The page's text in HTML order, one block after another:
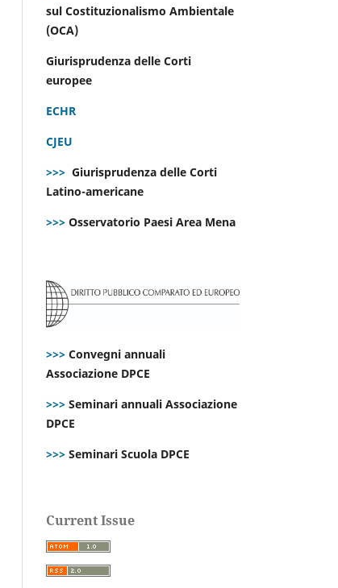
sul Costituzionalismo Ambientale
(OCA)
Giurisprudenza delle Corti
europee
ECHR
CJEU
>>> Giurisprudenza delle Corti
Latino-americane
>>> Osservatorio Paesi Area Mena
>>> Convegni annuali
Associazione DPCE
>>> Seminari annuali Associazione
DPCE
>>> Seminari Scuola DPCE
Current Issue